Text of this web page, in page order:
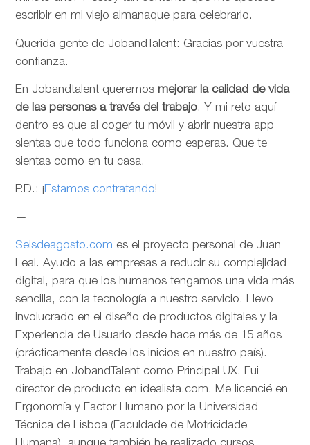
escribir en mi viejo almanaque para celebrarlo.
Querida gente de JobandTalent: Gracias por vuestra
confianza.
En Jobandtalent queremos mejorar la calidad de vida
de las personas a través del trabajo. Y mi reto aquí
dentro es que al coger tu móvil y abrir nuestra app
sientas que todo funciona como esperas. Que te
sientas como en tu casa.
P.D.: ¡Estamos contratando!
—
Seisdeagosto.com es el proyecto personal de Juan
Leal. Ayudo a las empresas a reducir su complejidad
digital, para que los humanos tengamos una vida más
sencilla, con la tecnología a nuestro servicio. Llevo
involucrado en el diseño de productos digitales y la
Experiencia de Usuario desde hace más de 15 años
(prácticamente desde los inicios en nuestro país).
Trabajo en JobandTalent como Principal UX. Fui
director de producto en idealista.com. Me licencié en
Ergonomía y Factor Humano por la Universidad
Técnica de Lisboa (Faculdade de Motricidade